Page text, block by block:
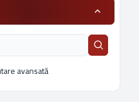
avansată